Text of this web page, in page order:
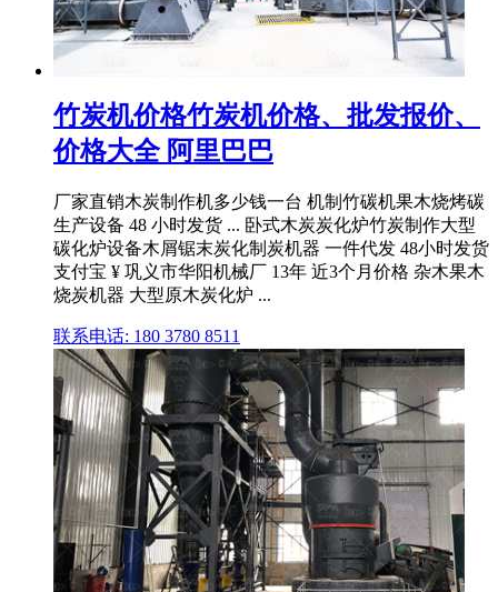
竹炭机价格竹炭机价格、批发报价、
价格大全 阿里巴巴
厂家直销木炭制作机多少钱一台 机制竹碳机果木烧烤碳
生产设备 48 小时发货 ... 卧式木炭炭化炉竹炭制作大型
碳化炉设备木屑锯末炭化制炭机器 一件代发 48小时发货
支付宝 ¥ 巩义市华阳机械厂 13年 近3个月价格 杂木果木
烧炭机器 大型原木炭化炉 ...
联系电话: 180 3780 8511